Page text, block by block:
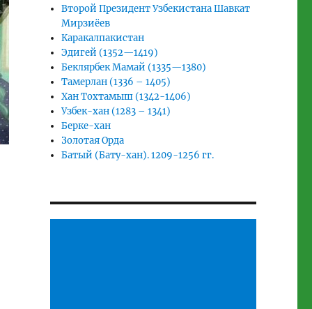
Второй Президент Узбекистана Шавкат
Мирзиёев
Каракалпакистан
Эдигей (1352—1419)
Беклярбек Мамай (1335—1380)
Тамерлан (1336 – 1405)
Хан Тохтамыш (1342-1406)
Узбек-хан (1283 – 1341)
Берке-хан
Золотая Орда
Батый (Бату-хан). 1209-1256 гг.